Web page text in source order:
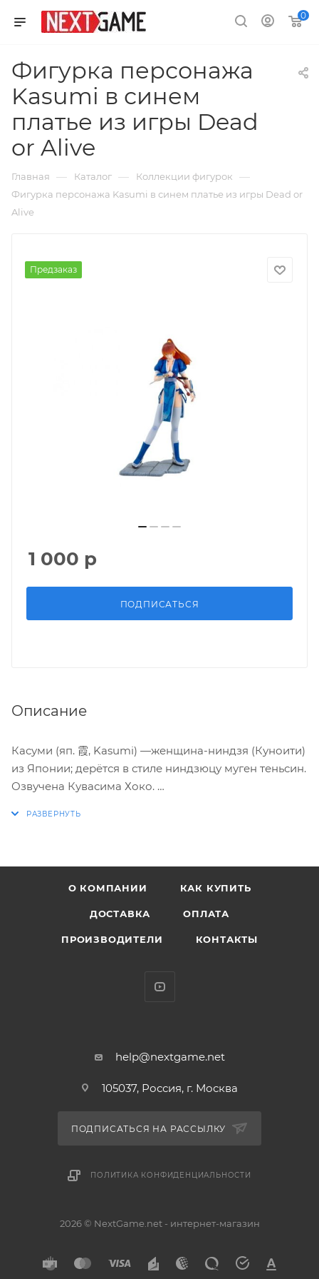
0
Фигурка персонажа
Kasumi в синем
платье из игры Dead
or Alive
Главная — Каталог — Коллекции фигурок —
Фигурка персонажа Kasumi в синем платье из игры Dead or
Alive
Предзаказ
1 000 р
ПОДПИСАТЬСЯ
Описание
Касуми (яп. 霞, Kasumi) —женщина-ниндзя (Куноити)
из Японии; дерётся в стиле ниндзюцу муген теньсин.
Озвучена Кувасима Хоко.
Упаковка: картонная коробка, внутри блистер.
О КОМПАНИИ КАК КУПИТЬ
ДОСТАВКА ОПЛАТА
ПРОИЗВОДИТЕЛИ КОНТАКТЫ
help@nextgame.net
105037, Россия, г. Москва
ПОДПИСАТЬСЯ НА РАССЫЛКУ
ПОЛИТИКА КОНФИДЕНЦИАЛЬНОСТИ
2026 © NextGame.net - интернет-магазин